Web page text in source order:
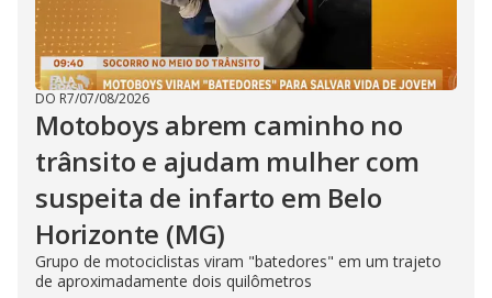
DO R7/07/08/2026
Motoboys abrem caminho no
trânsito e ajudam mulher com
suspeita de infarto em Belo
Horizonte (MG)
Grupo de motociclistas viram "batedores" em um trajeto
de aproximadamente dois quilômetros